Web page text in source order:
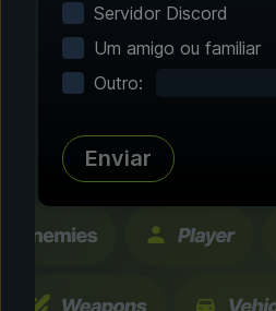
recursos testados pela
mudanças são
alternadas
Servidor Discord
Um amigo ou familiar
Outro:
Enviar